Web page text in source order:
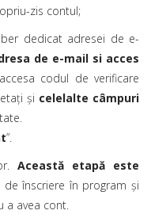
zis contul;
dedicat adresei de e-
de e-mail si acces
codul de verificare
și celelalte câmpuri
”.
Această etapă este
înscriere în program și
a avea cont.